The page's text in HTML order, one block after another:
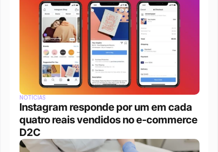
NOTÍCIAS
Instagram responde por um em cada
quatro reais vendidos no e-commerce
D2C